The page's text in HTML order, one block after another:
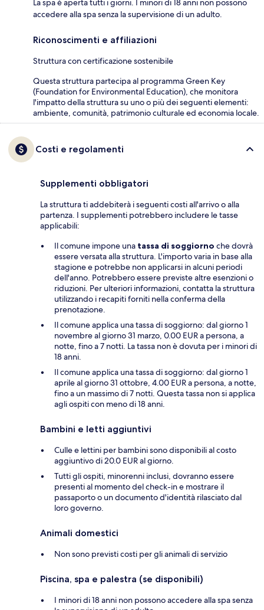
La spa è aperta tutti i giorni. I minori di 18 anni non possono
accedere alla spa senza la supervisione di un adulto.
Riconoscimenti e affiliazioni
Struttura con certificazione sostenibile
Questa struttura partecipa al programma Green Key
(Foundation for Environmental Education), che monitora
l'impatto della struttura su uno o più dei seguenti elementi:
ambiente, comunità, patrimonio culturale ed economia locale.
Costi e regolamenti
Supplementi obbligatori
La struttura ti addebiterà i seguenti costi all'arrivo o alla
partenza. I supplementi potrebbero includere le tasse
applicabili:
Il comune impone una tassa di soggiorno che dovrà
essere versata alla struttura. L'importo varia in base alla
stagione e potrebbe non applicarsi in alcuni periodi
dell'anno. Potrebbero essere previste altre esenzioni o
riduzioni. Per ulteriori informazioni, contatta la struttura
utilizzando i recapiti forniti nella conferma della
prenotazione.
Il comune applica una tassa di soggiorno: dal giorno 1
novembre al giorno 31 marzo, 0.00 EUR a persona, a
notte, fino a 7 notti. La tassa non è dovuta per i minori di
18 anni.
Il comune applica una tassa di soggiorno: dal giorno 1
aprile al giorno 31 ottobre, 4.00 EUR a persona, a notte,
fino a un massimo di 7 notti. Questa tassa non si applica
agli ospiti con meno di 18 anni.
Bambini e letti aggiuntivi
Culle e lettini per bambini sono disponibili al costo
aggiuntivo di 20.0 EUR al giorno.
Tutti gli ospiti, minorenni inclusi, dovranno essere
presenti al momento del check-in e mostrare il
passaporto o un documento d'identità rilasciato dal
loro governo.
Animali domestici
Non sono previsti costi per gli animali di servizio
Piscina, spa e palestra (se disponibili)
I minori di 18 anni non possono accedere alla spa senza